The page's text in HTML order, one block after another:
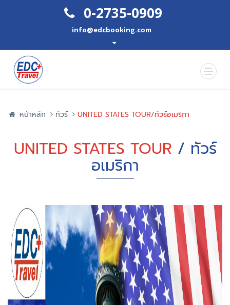
0-2735-0909
info@edcbooking.com
หน้าหลัก ทัวร์ UNITED STATES TOUR/ทัวร์อเมริกา
UNITED STATES TOUR / ทัวร์
อเมริกา